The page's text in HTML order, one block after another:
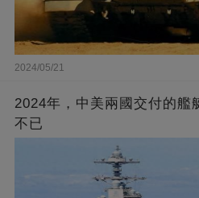
2024/05/21
2024年，中美兩國交付的艦
不已